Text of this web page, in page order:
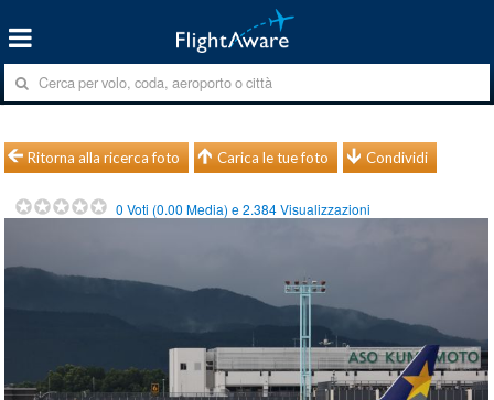
Ritorna alla ricerca foto Carica le tue foto Condividi
0 Voti (0.00 Media) e2.384Visualizzazioni